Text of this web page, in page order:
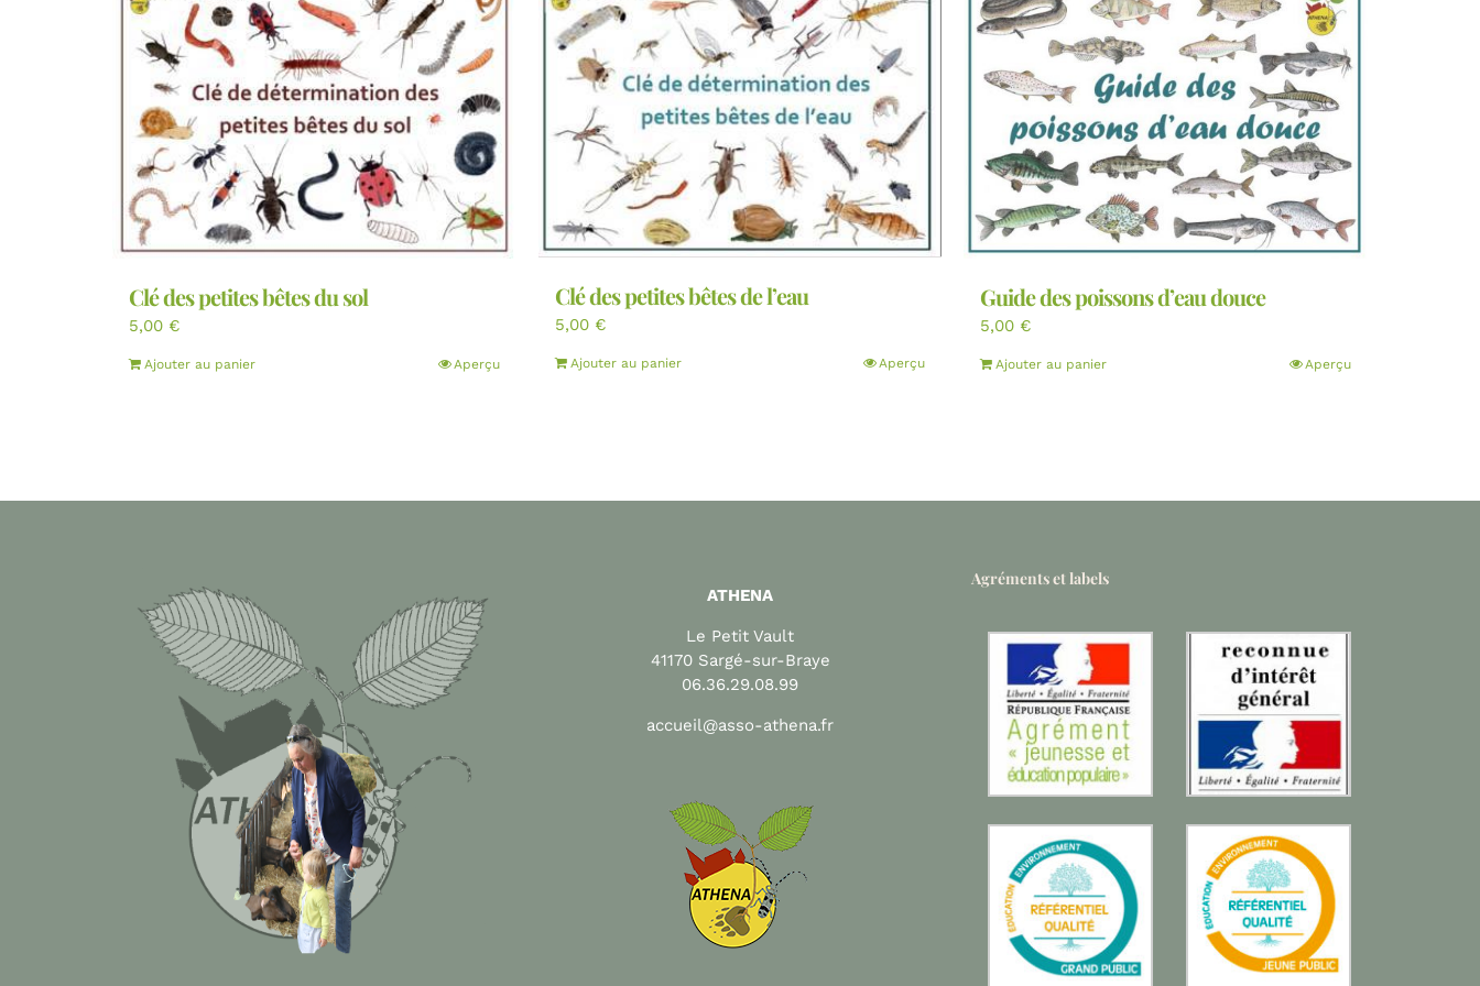
Clé des petites bêtes du sol
5,00 €
Ajouter au panier Aperçu
Clé des petites bêtes de l’eau
5,00 €
Ajouter au panier Aperçu
Guide des poissons d’eau douce
5,00 €
Ajouter au panier Aperçu
ATHENA
Le Petit Vault
41170 Sargé-sur-Braye
06.36.29.08.99
accueil@asso-athena.fr
Agréments et labels